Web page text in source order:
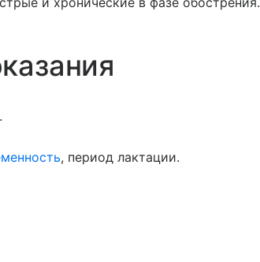
, период лактации.